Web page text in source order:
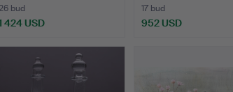
bud
424 USD
17 bud
952 USD